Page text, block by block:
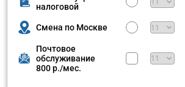
налоговой
Смена по Москве
Почтовое
обслуживание
800 р./мес.